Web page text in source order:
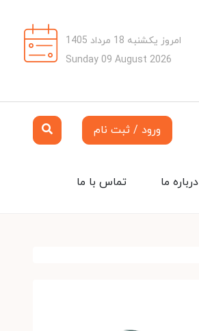
امروز یکشنبه 18 مرداد 1405
Sunday 09 August 2026
ورود / ثبت نام
تماس با ما درباره ما